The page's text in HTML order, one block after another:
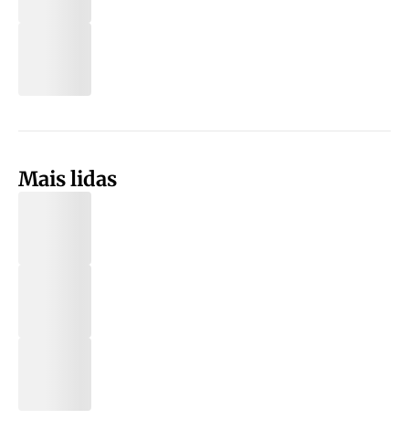
Mais lidas